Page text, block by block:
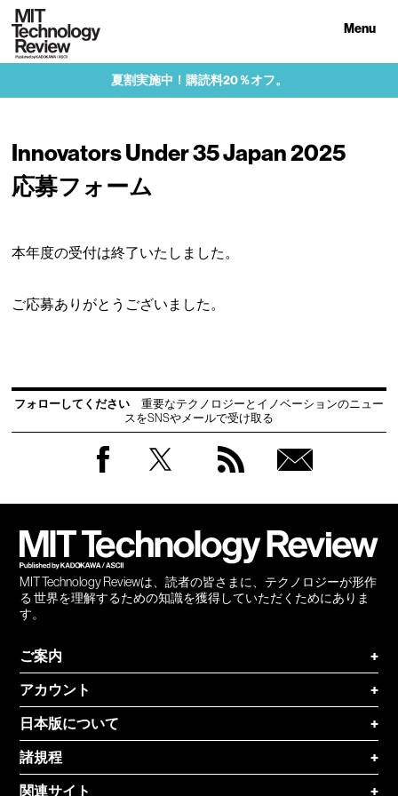
Menu
夏割実施中！購読料20％オフ。
Innovators Under 35 Japan 2025
応募フォーム
本年度の受付は終了いたしました。
ご応募ありがとうございました。
フォローしてください
重要なテクノロジーとイノベーションのニュー
スをSNSやメールで受け取る
MIT Technology Reviewは、読者の皆さまに、テクノロジーが形作
る 世界を理解するための知識を獲得していただくためにありま
す。
ご案内
+
アカウント
+
日本版について
+
諸規程
+
関連サイト
+